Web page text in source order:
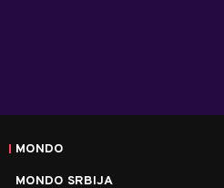
MONDO
MONDO SRBIJA